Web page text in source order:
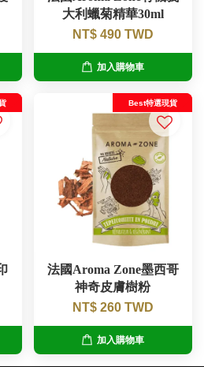
大利蠟菊精華30ml
NT$ 490 TWD
加入購物車
Best特選現貨
法國Aroma Zone墨西哥
神奇皮膚樹粉
NT$ 260 TWD
加入購物車